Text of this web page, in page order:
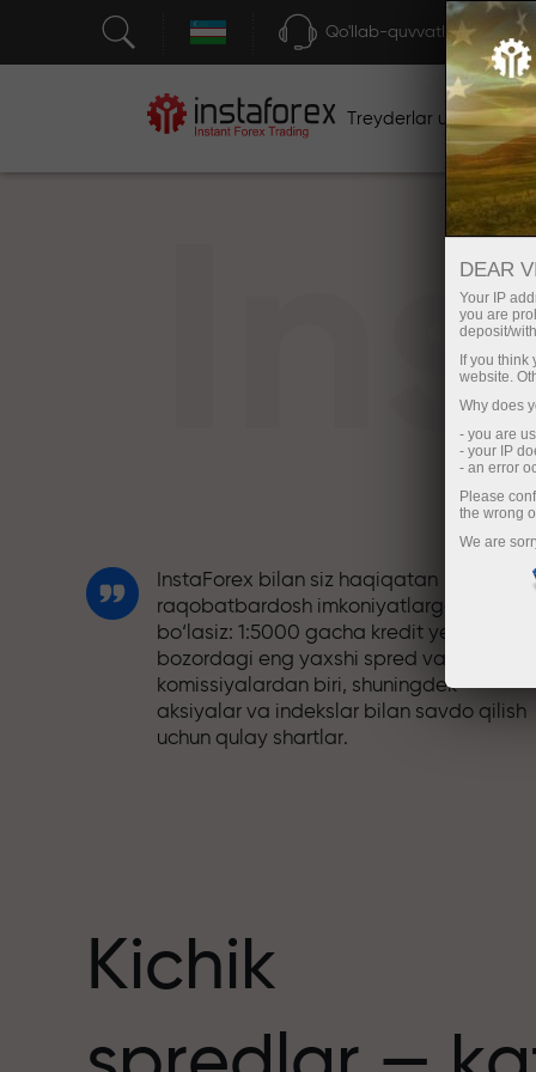
Qo'llab-quvvatlash
Treyderlar uchun
InstaForex bilan siz haqiqatan
raqobatbardosh imkoniyatlarga ega
bo‘lasiz: 1:5000 gacha kredit yelkasi,
bozordagi eng yaxshi spred va
komissiyalardan biri, shuningdek
aksiyalar va indekslar bilan savdo qilish
uchun qulay shartlar.
qadriyatlarni baham ko‘radi. Aleš Loprais
savdo olamiga intilish va intizom
Kichik
DEAR
Your IP
you are
deposit/
If you
website.
Why does
- you are
- your IP
- an error
Please
the wrong
We are